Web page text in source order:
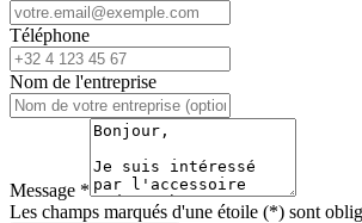
Téléphone
Nom de l'entreprise
Message *
Les champs marqués d'une étoile (*) sont